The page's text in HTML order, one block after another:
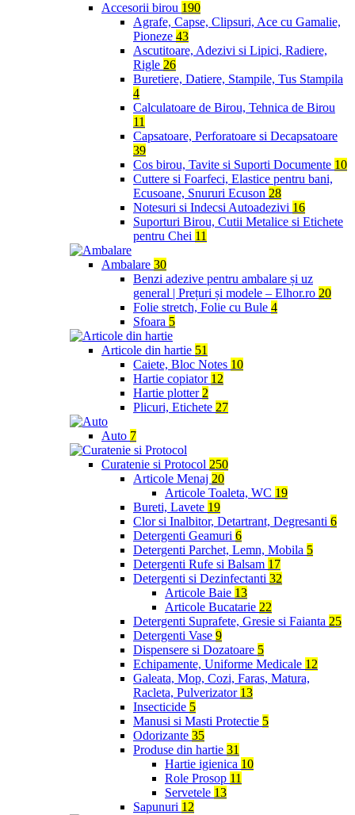
Accesorii birou 190
Agrafe, Capse, Clipsuri, Ace cu Gamalie,
Pioneze 43
Ascutitoare, Adezivi si Lipici, Radiere,
Rigle 26
Buretiere, Datiere, Stampile, Tus Stampila
4
Calculatoare de Birou, Tehnica de Birou
11
Capsatoare, Perforatoare si Decapsatoare
39
Cos birou, Tavite si Suporti Documente 10
Cuttere si Foarfeci, Elastice pentru bani,
Ecusoane, Snururi Ecuson 28
Notesuri si Indecsi Autoadezivi 16
Suporturi Birou, Cutii Metalice si Etichete
pentru Chei 11
Ambalare 30
Benzi adezive pentru ambalare și uz
general | Prețuri și modele – Elhor.ro 20
Folie stretch, Folie cu Bule 4
Sfoara 5
Articole din hartie 51
Caiete, Bloc Notes 10
Hartie copiator 12
Hartie plotter 2
Plicuri, Etichete 27
Auto 7
Curatenie si Protocol 250
Articole Menaj 20
Articole Toaleta, WC 19
Bureti, Lavete 19
Clor si Inalbitor, Detartrant, Degresanti 6
Detergenti Geamuri 6
Detergenti Parchet, Lemn, Mobila 5
Detergenti Rufe si Balsam 17
Detergenti si Dezinfectanti 32
Articole Baie 13
Articole Bucatarie 22
Detergenti Suprafete, Gresie si Faianta 25
Detergenti Vase 9
Dispensere si Dozatoare 5
Echipamente, Uniforme Medicale 12
Galeata, Mop, Cozi, Faras, Matura,
Racleta, Pulverizator 13
Insecticide 5
Manusi si Masti Protectie 5
Odorizante 35
Produse din hartie 31
Hartie igienica 10
Role Prosop 11
Servetele 13
Sapunuri 12